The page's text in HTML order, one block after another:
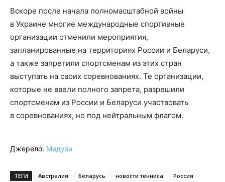
Вскоре после начала полномасштабной войны
в Украине многие международные спортивные
организации отменили мероприятия,
запланированные на территориях России и Беларуси,
а также запретили спортсменам из этих стран
выступать на своих соревнованиях. Те организации,
которые не ввели полного запрета, разрешили
спортсменам из России и Беларуси участвовать
в соревнованиях, но под нейтральным флагом.
Джерело: Медуза
ТЕГИ Австралия Беларусь новости тенниса Россия